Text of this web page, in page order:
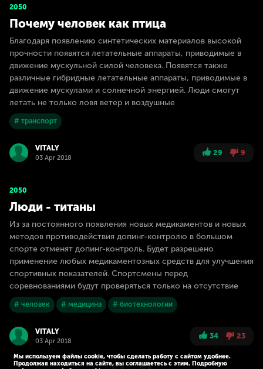
2050
Почему человек как птица
Благодаря появлению синтетических материалов высокой
прочности появятся летательные аппараты, приводимые в
движение мускульной силой человека. Появятся также
различные гибридные летательные аппараты, приводимые в
движение мускулами и солнечной энергией. Люди смогут
летать не только ловя ветер и воздушные
# транспорт
VITALY
03 Apr 2018
29 9
2050
Люди - титаны
Из за постоянного появления новых медикаментов и новых
методов противодействия допинг-контролю в большом
спорте отменят допинг-контроль. Будет разрешено
применение любых медикаментозных средств для улучшения
спортивных показателей. Спортсмены перед
соревнованиями будут проверяться только на отсутствие
# человек # медицина # биотехнологии
VITALY
03 Apr 2018
34 23
Мы используем файлы cookie, чтобы сделать работу с сайтом удобнее.
Продолжая находиться на сайте, вы соглашаетесь с этим. Подробную